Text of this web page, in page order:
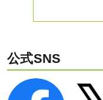
公式SNS